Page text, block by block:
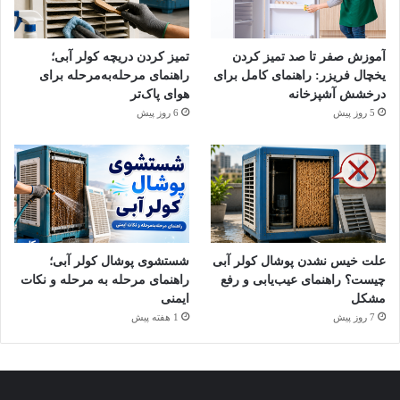
بررسی لاستیک دور درب:
توجه کنید که سالم و بدون ترک یا
پارگی باشد.
استفاده از محافظ ولتاژ باکیفیت برای یخچال.
آموزش گام‌به‌گام عیب‌یابی گرمای
بدنه یخچال
پس از یافتن علت داغ شدن بدنه یخچال، اقدام سریع برای جلوگیری
از آسیب بیشتر بسیار مهم است. برای این منظور مراحل زیر را انجام
دهید:
۱. بررسی منبع تغذیه
مطمئن شوید که یخچال به‌درستی به برق وصل شده و برق دریافت
شده یا فیوز سوخته است.
آموزش صفر تا صد تمیز کردن
یخچال فریزر: راهنمای کامل برای
درخشش آشپزخانه
5 روز پیش
تمیز کردن دریچه کولر آبی؛
راهنمای مرحله‌به‌مرحله برای
هوای پاک‌تر
6 روز پیش
علت خیس نشدن پوشال کولر آبی
چیست؟ راهنمای عیب‌یابی و رفع
مشکل
7 روز پیش
شستشوی پوشال کولر آبی؛
راهنمای مرحله به مرحله و نکات
ایمنی
1 هفته پیش